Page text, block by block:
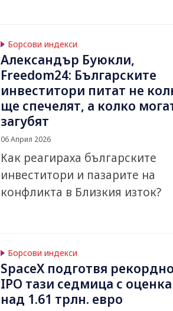
Борсови индекси
Александър Буюкли,
Freedom24: Българските
инвеститори питат не
ще спечелят, а колко
загубят
06 Април 2026
Как реагираха българските
инвеститори и пазарите на
конфликта в Близкия изток?
Борсови индекси
SpaceX подготвя рекордно
IPO тази седмица с оценка
над 1.61 трлн. евро